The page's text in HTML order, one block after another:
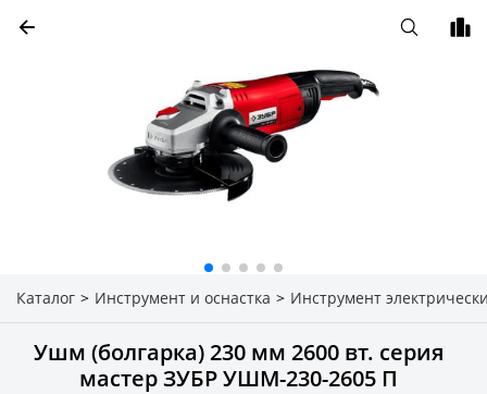
Каталог > Инструмент и оснастка > Инструмент
Ушм (болгарка) 230 мм 2600 вт. серия
мастер ЗУБР УШМ-230-2605 П